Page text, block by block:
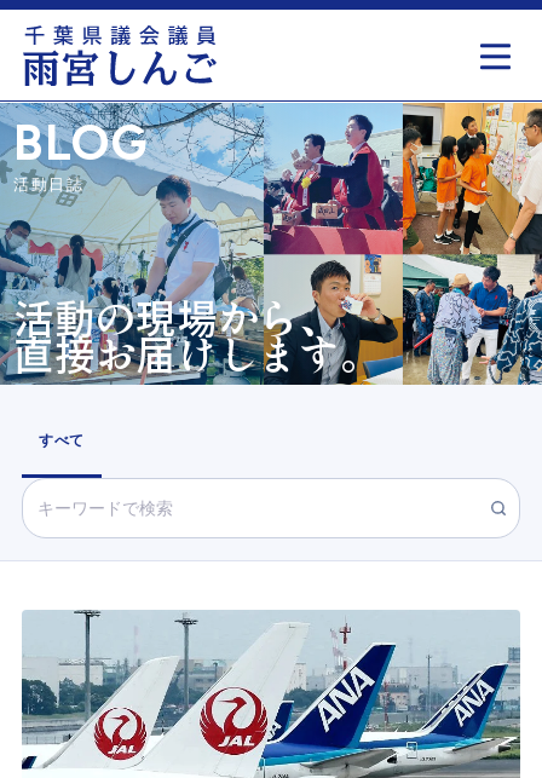
BLOG
活動日誌
活動の現場から、
直接お届けします。
すべて